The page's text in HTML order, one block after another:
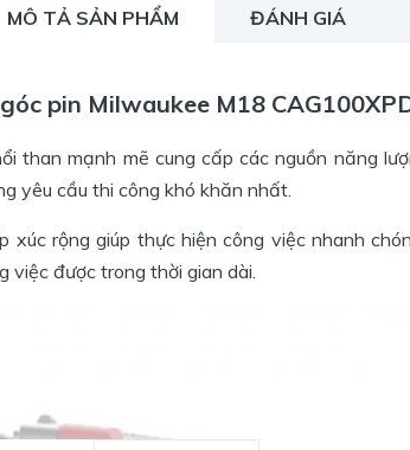
MÔ TẢ SẢN PHẨM ĐÁNH GIÁ
pin Milwaukee M18
than mạnh mẽ cung cấp các nguồn năng
yêu cầu thi công khó khăn nhất.
rộng giúp thực hiện công việc nhanh
được trong thời gian dài.